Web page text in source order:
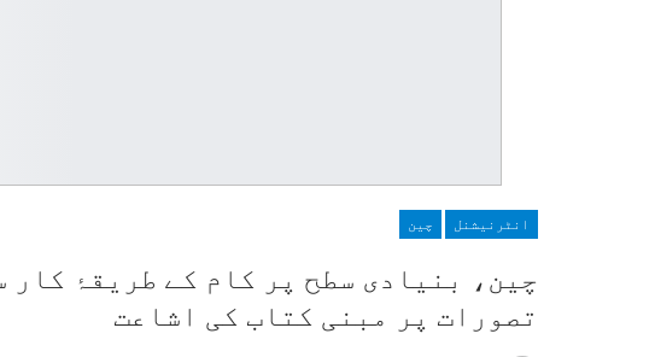
انٹرنیشنل چین
چین، بنیادی سطح پر کام کے طریقۂ کار
تصورات پر مبنی کتاب کی اشاعت